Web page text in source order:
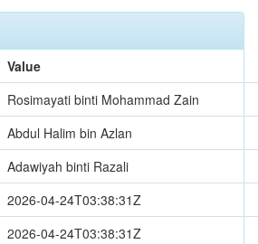
Value
Rosimayati binti Mohammad Zain
Abdul Halim bin Azlan
Adawiyah binti Razali
2026-04-24T03:38:31Z
2026-04-24T03:38:31Z